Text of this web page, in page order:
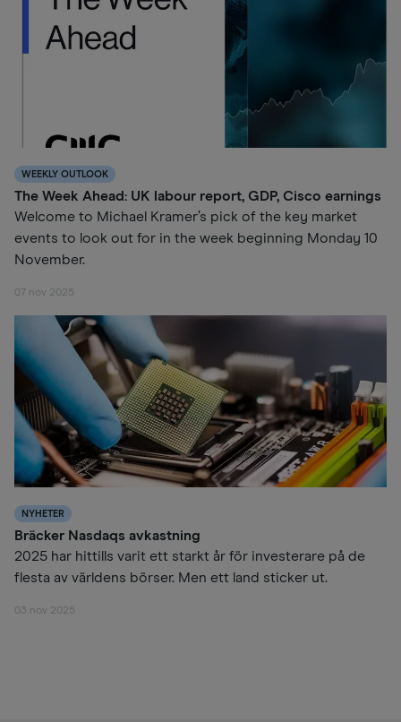
WEEKLY OUTLOOK
The Week Ahead: UK labour report, GDP, Cisco earnings
Welcome to Michael Kramer’s pick of the key market
events to look out for in the week beginning Monday 10
November.
07 nov 2025
NYHETER
Bräcker Nasdaqs avkastning
2025 har hittills varit ett starkt år för investerare på de
flesta av världens börser. Men ett land sticker ut.
03 nov 2025